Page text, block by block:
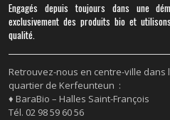
Engagés depuis toujours dans une
exclusivement des produits bio et
qualité.
Retrouvez-nous en centre-ville dans
quartier de Kerfeunteun :
♦ BaraBio – Halles Saint-François
Tél. 02 98 59 60 56